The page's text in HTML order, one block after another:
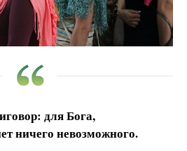
для Бога,
ничего невозможного.